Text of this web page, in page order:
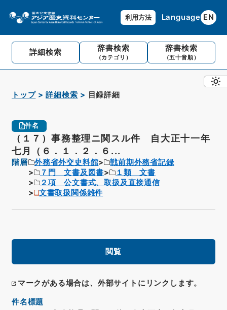
利用方法 Language EN
詳細検索 辞書検索
（カテゴリ）
辞書検索
（五十音順）
トップ 詳細検索 目録詳細
件名
（１７）事務整理ニ関スル件 自大正十一年
七月（６．１．２．６...
階層 外務省外交史料館
戦前期外務省記録
７門 文書及図書
１類 文書
２項 公文書式、取扱及直接通信
文書取扱関係雑件
閲覧
マークがある場合は、外部サイトにリンクします。
件名標題